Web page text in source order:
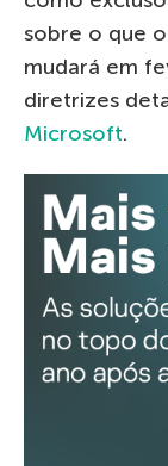
sobre o que
mudará em
diretrizes
Microsoft.